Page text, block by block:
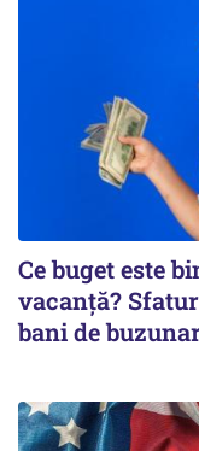
Ce buget este
vacanță?
bani de